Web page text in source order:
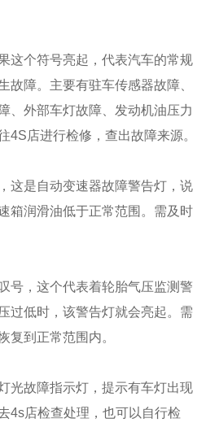
这个符号亮起，代表汽车的常规
故障。主要有驻车传感器故障、
、外部车灯故障、发动机油压力
4S店进行检修，查出故障来源。
这是自动变速器故障警告灯，说
箱润滑油低于正常范围。需及时
号，这个代表着轮胎气压监测警
过低时，该警告灯就会亮起。需
复到正常范围内。
光故障指示灯，提示有车灯出现
4s店检查处理，也可以自行检